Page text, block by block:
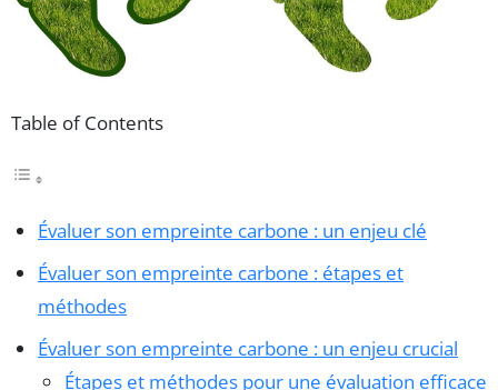
Table of Contents
Évaluer son empreinte carbone : un enjeu clé
Évaluer son empreinte carbone : étapes et
méthodes
Évaluer son empreinte carbone : un enjeu crucial
Étapes et méthodes pour une évaluation efficace